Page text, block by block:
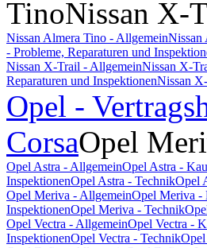
TinoNissan X-
Nissan Almera Tino - AllgemeinNissan
- Probleme, Reparaturen und
Nissan X-Trail - AllgemeinNissan X-
Reparaturen und InspektionenNissan
Opel -
CorsaOpel
Opel Astra - AllgemeinOpel Astra -
InspektionenOpel Astra - TechnikOpel
Opel Meriva - AllgemeinOpel Meriva -
InspektionenOpel Meriva - Technik
Opel Vectra - AllgemeinOpel Vectra -
InspektionenOpel Vectra - Technik